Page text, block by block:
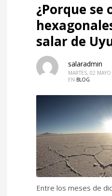
¿Porque se
salar de
salaradmin
MARTES, 02
EN BLOG
Entre los meses de